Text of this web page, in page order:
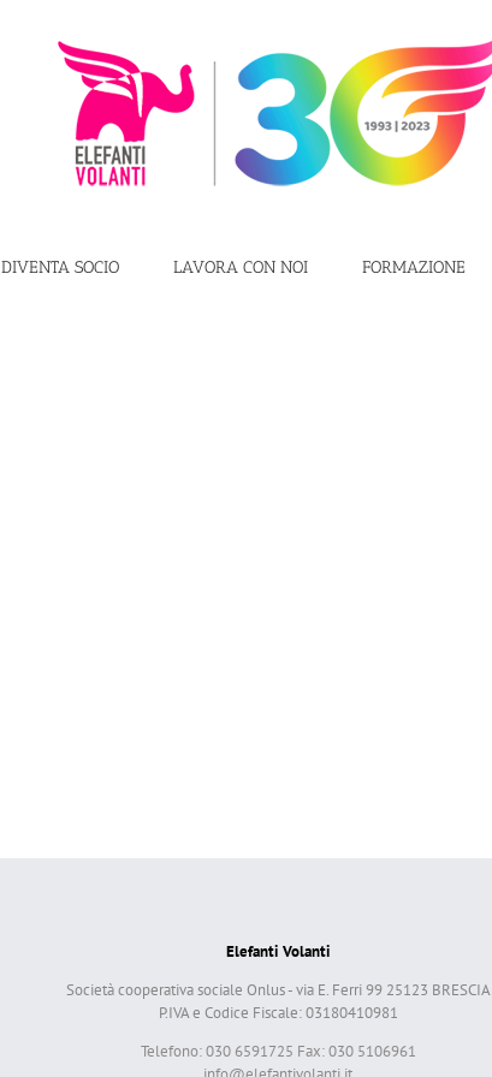
DIVENTA SOCIO LAVORA CON NOI FORMAZIONE
Elefanti Volanti
Società cooperativa sociale Onlus - via E. Ferri 99 25123 BRESCIA
P.IVA e Codice Fiscale: 03180410981
Telefono: 030 6591725 Fax: 030 5106961